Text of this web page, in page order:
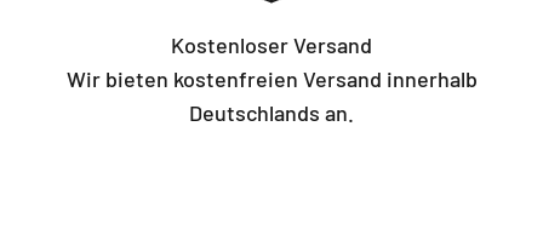
Kostenloser Versand
Wir bieten kostenfreien Versand innerhalb
Deutschlands an.